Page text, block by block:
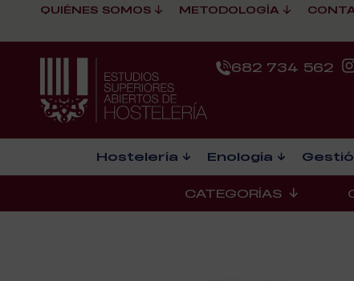
QUIÉNES SOMOS METODOLOGÍA
682 734 562
Hostelería Enología
CATEGORÍAS